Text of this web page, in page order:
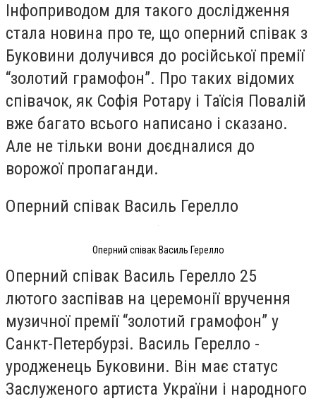
Інфоприводом для такого дослідження
стала новина про те, що оперний співак з
Буковини долучився до російської премії
“золотий грамофон”. Про таких відомих
співачок, як Софія Ротару і Таїсія Повалій
вже багато всього написано і сказано.
Але не тільки вони доєдналися до
ворожої пропаганди.
Оперний співак Василь Герелло
Оперний співак Василь Герелло
Оперний співак Василь Герелло 25
лютого заспівав на церемонії вручення
музичної премії “золотий грамофон” у
Санкт-Петербурзі. Василь Герелло -
уродженець Буковини. Він має статус
Заслуженого артиста України і народного